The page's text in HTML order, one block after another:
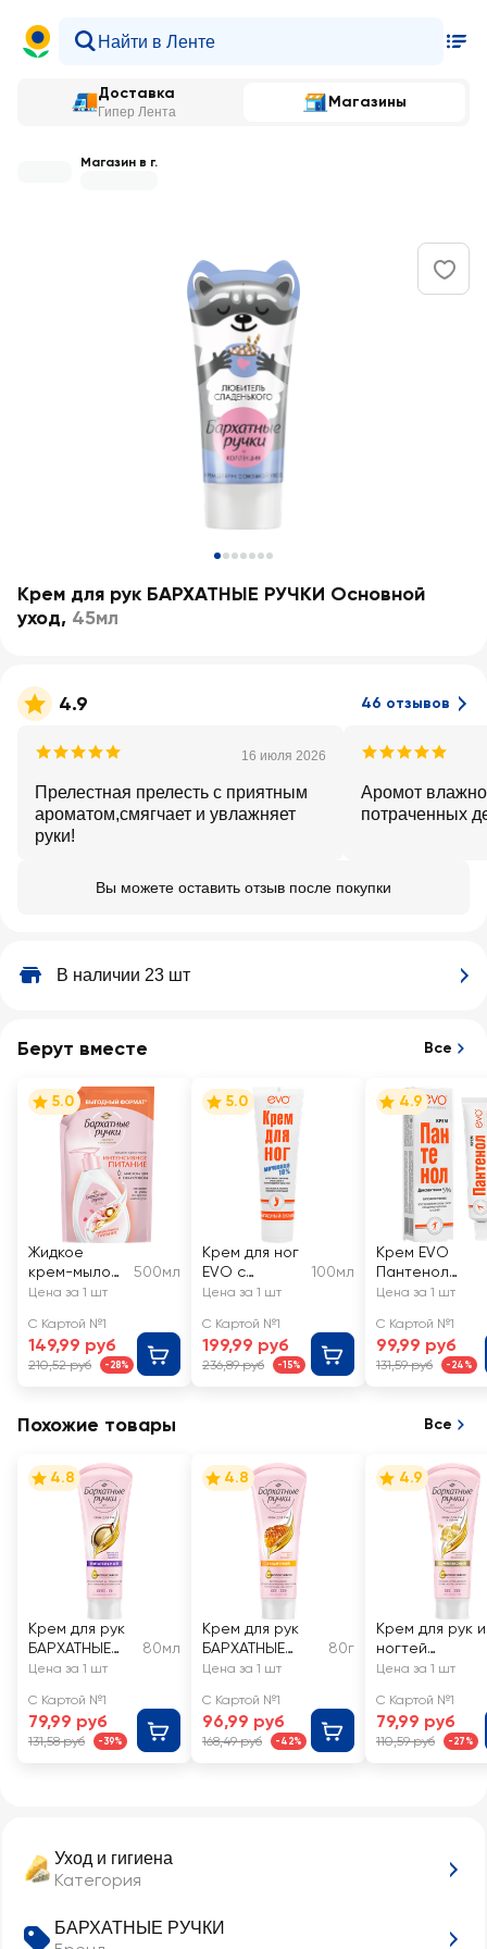
Доставка
Гипер Лента
Магазины
Магазин в г.
Крем для рук БАРХАТНЫЕ РУЧКИ Основной
уход, 45мл
4.9 46 отзывов
16 июля 2026
Прелестная прелесть с приятным
ароматом,смягчает и увлажняет
руки!
Аромот
потраченных
Вы можете оставить отзыв после покупки
В наличии 23 шт
Уход и гигиена
Категория
БАРХАТНЫЕ РУЧКИ
Берут вместе Все
5.0
Жидкое
крем-мыло
БАРХАТНЫЕ
Интенсивное
питание
500мл
Цена за 1 шт
С Картой №1
149,99 руб
210,52 руб -28%
5.0
Крем для ног
EVO с
мочевиной
100мл
Цена за 1 шт
С Картой №1
199,99 руб
236,89 руб -15%
4.9
Крем EVO
Пантенол
Цена за 1 шт
С Картой №1
99,99 руб
131,59 руб -24%
Похожие товары Все
4.8
Крем для рук
БАРХАТНЫЕ
РУЧКИ
80мл
Цена за 1 шт
С Картой №1
79,99 руб
131,58 руб -39%
4.8
Крем для рук
БАРХАТНЫЕ
РУЧКИ
80г
Цена за 1 шт
С Картой №1
96,99 руб
168,49 руб -42%
4.9
Крем для рук и
ногтей
БАРХАТНЫЕ
Комплексный
Цена за 1 шт
С Картой №1
79,99 руб
110,59 руб -27%